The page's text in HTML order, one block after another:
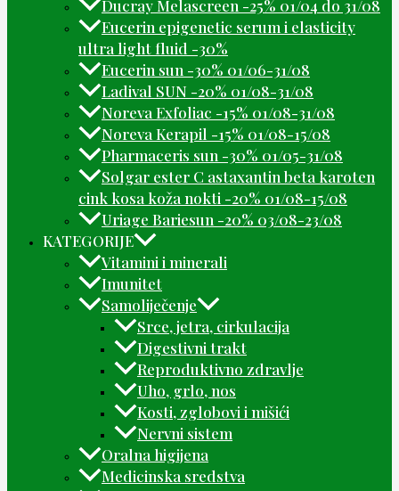
Ducray Melascreen -25% 01/04 do 31/08
Eucerin epigenetic serum i elasticity
ultra light fluid -30%
Eucerin sun -30% 01/06-31/08
Ladival SUN -20% 01/08-31/08
Noreva Exfoliac -15% 01/08-31/08
Noreva Kerapil -15% 01/08-15/08
Pharmaceris sun -30% 01/05-31/08
Solgar ester C astaxantin beta karoten
cink kosa koža nokti -20% 01/08-15/08
Uriage Bariesun -20% 03/08-23/08
KATEGORIJE
Vitamini i minerali
Imunitet
Samoliječenje
Srce, jetra, cirkulacija
Digestivni trakt
Reproduktivno zdravlje
Uho, grlo, nos
Kosti, zglobovi i mišići
Nervni sistem
Oralna higijena
Medicinska sredstva